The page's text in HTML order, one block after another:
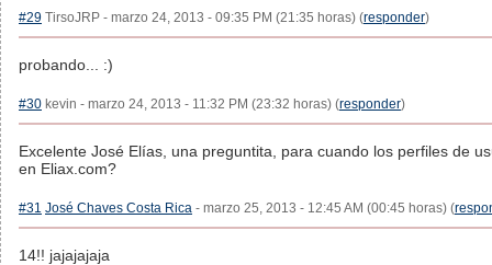
#29 TirsoJRP - marzo 24, 2013 - 09:35 PM (21:35 horas) (responder)
probando... :)
#30 kevin - marzo 24, 2013 - 11:32 PM (23:32 horas) (responder)
Excelente José Elías, una preguntita, para cuando los perfiles de
en Eliax.com?
#31 José Chaves Costa Rica - marzo 25, 2013 - 12:45 AM (00:45 horas) (
14!! jajajajaja